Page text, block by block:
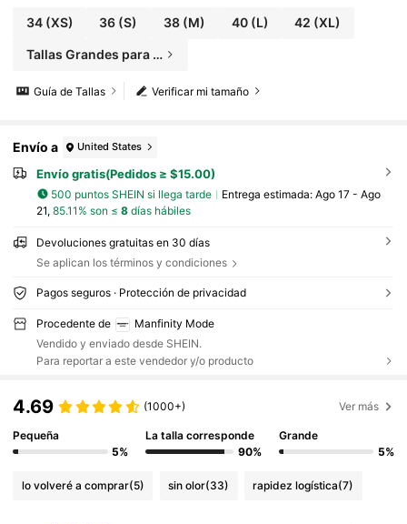
34(XS) 36 (S) 38(M) 40(L) 42 (XL)
Tallas Grandes para Hombre
Verificar mi tamaño
Guía de Tallas
Envío a United States
Envío gratis(Pedidos ≥ $15.00)
500 puntos SHEIN si llega tarde Entrega estimada: Ago 17 - Ago
21, 85.11% son ≤ 8días hábiles
Devoluciones gratuitas en 30 días
Se aplican los términos y condiciones
Pagos seguros · Protección de privacidad
Procedente de
Manfinity Mode
Vendido y enviado desde SHEIN.
Para reportar a este vendedor y/o producto
4.69 (1000+) Ver más
Pequeña
5%
La talla corresponde
90%
Grande
5%
lo volveré a comprar(5) sin olor(33) rapidez logística(7)